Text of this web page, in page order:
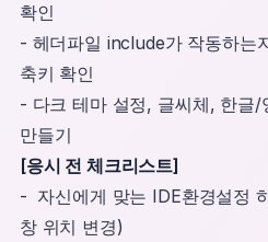
확인
- 헤더파일 include가 작동하는
축키 확인
- 다크 테마 설정, 글씨체, 한글/
만들기
[응시 전 체크리스트]
- 자신에게 맞는 IDE환경설정
창 위치 변경)